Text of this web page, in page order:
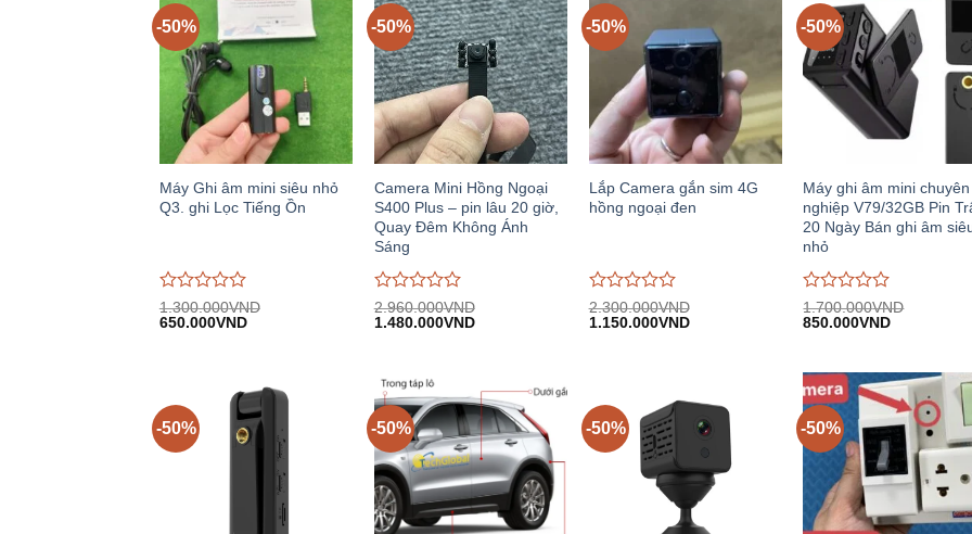
-50%
Máy Ghi âm mini siêu nhỏ
Q3. ghi Lọc Tiếng Ồn
Được
đánh
1.300.000VND
Giá
650.000VNDGiá
-50%
Camera Mini Hồng Ngoại
S400 Plus – pin lâu 20 giờ,
Quay Đêm Không Ánh
Sáng
Được
đánh
2.960.000VND
Giá
1.480.000VNDGiá
-50%
Lắp Camera gắn sim 4G
hồng ngoại đen
Được
đánh
2.300.000VND
Giá
1.150.000VNDGiá
-50%
Máy ghi âm mini chuyên
nghiệp V79/32GB Pin
20 Ngày Bán ghi âm
nhỏ
Được
đánh
trên
5
1.700.000VND
Giá
850.000VNDGiá
-50% -50% -50% -50%